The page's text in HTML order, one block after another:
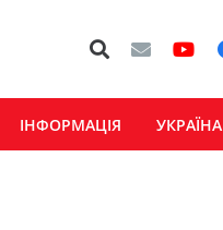
ІНФОРМАЦІЯ УКРАЇНА